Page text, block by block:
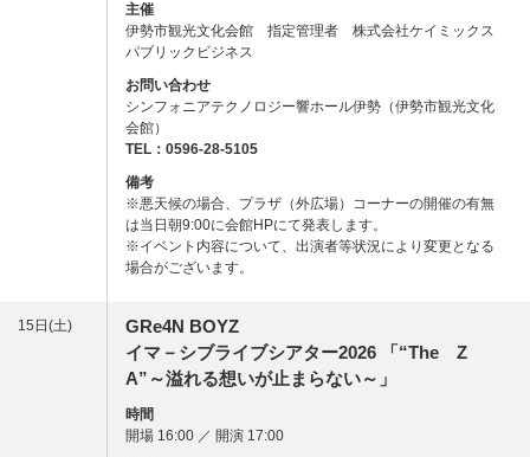
主催
伊勢市観光文化会館 指定管理者 株式会社ケイミックス
パブリックビジネス
お問い合わせ
シンフォニアテクノロジー響ホール伊勢（伊勢市観光文化
会館）
TEL：0596-28-5105
備考
※悪天候の場合、プラザ（外広場）コーナーの開催の有無
は当日朝9:00に会館HPにて発表します。
※イベント内容について、出演者等状況により変更となる
場合がございます。
15日(土)
GRe4N BOYZ
イマ－シブライブシアター2026 「“The Z
A”～溢れる想いが止まらない～」
時間
開場 16:00 ／ 開演 17:00